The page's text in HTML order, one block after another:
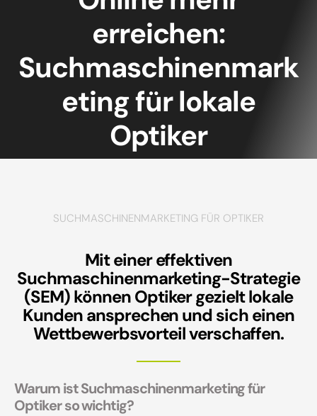
erreichen:
Suchmaschinenmark
eting für lokale
Optiker
SUCHMASCHINENMARKETING FÜR OPTIKER
Mit einer effektiven
Suchmaschinenmarketing-Strategie
(SEM) können Optiker gezielt lokale
Kunden ansprechen und sich einen
Wettbewerbsvorteil verschaffen.
Warum ist Suchmaschinenmarketing für
Optiker so wichtig?